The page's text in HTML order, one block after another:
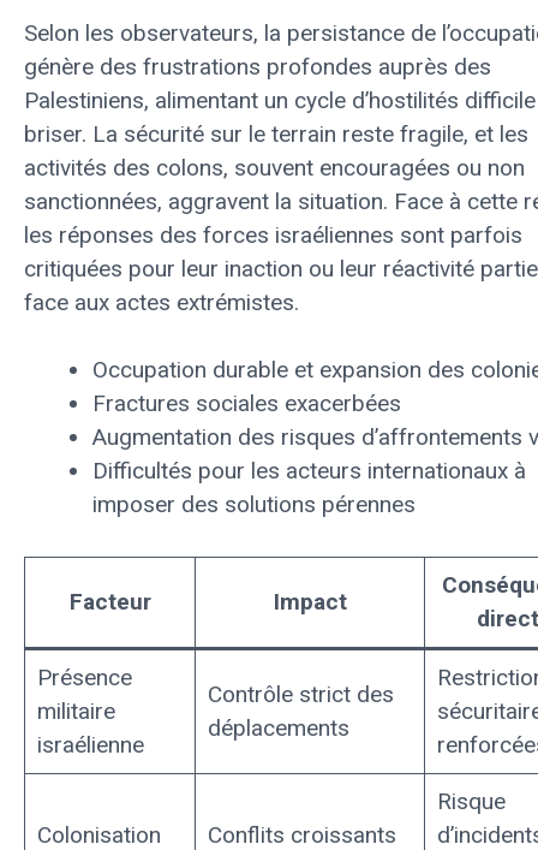
Selon les observateurs, la persistance de
génère des frustrations profondes auprès des
Palestiniens, alimentant un cycle d’hostilités
briser. La sécurité sur le terrain reste fragile, et les
activités des colons, souvent encouragées ou non
sanctionnées, aggravent la situation. Face à cette
les réponses des forces israéliennes sont parfois
critiquées pour leur inaction ou leur réactivité
face aux actes extrémistes.
Occupation durable et expansion des
Fractures sociales exacerbées
Augmentation des risques d’affrontements
Difficultés pour les acteurs internationaux à
imposer des solutions pérennes
Facteur Impact
Présence
militaire
israélienne
Contrôle strict des
déplacements
Colonisation
Conflits croissants
Risque